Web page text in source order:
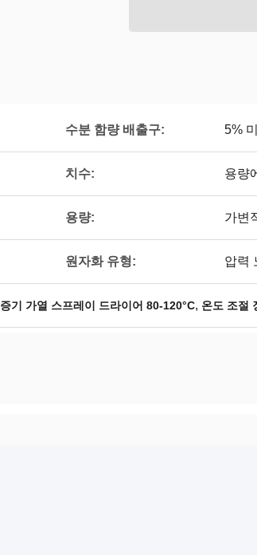
수분 함량 배출구: 5%
치수: 용량
용량: 가변
원자화 유형: 압력
증기 가열 스프레이 드라이어 80-120°C, 온도 조절